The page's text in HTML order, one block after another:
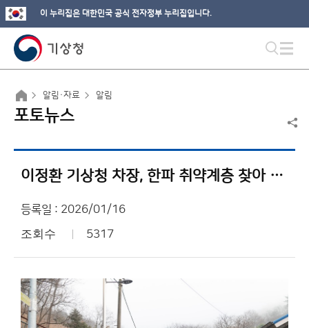
이 누리집은 대한민국 공식 전자정부 누리집입니다.
알림·자료 알림
포토뉴스
이정환 기상청 차장, 한파 취약계층 찾아 연탄 배달 및 방한용품 전달
등록일 : 2026/01/16
조회수 5317